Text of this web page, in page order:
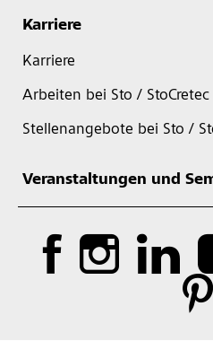
Karriere
Karriere
Arbeiten bei Sto / StoCretec
Stellenangebote bei Sto /
Veranstaltungen und